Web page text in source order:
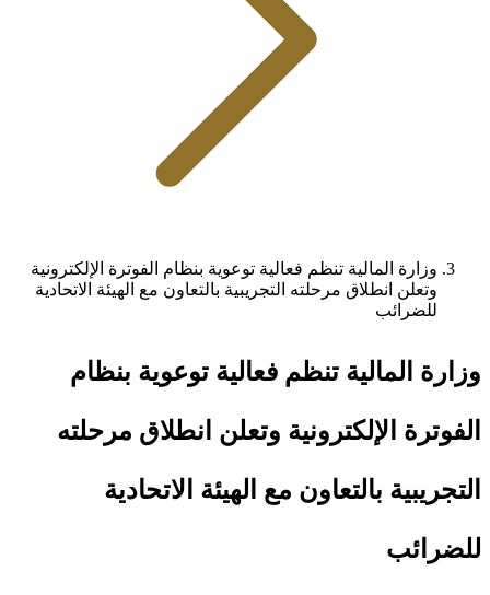
وزارة المالية تنظم فعالية توعوية بنظام الفوترة الإلكترونية
وتعلن انطلاق مرحلته التجريبية بالتعاون مع الهيئة الاتحادية
للضرائب
وزارة المالية تنظم فعالية توعوية بنظام
الفوترة الإلكترونية وتعلن انطلاق مرحلته
التجريبية بالتعاون مع الهيئة الاتحادية
للضرائب